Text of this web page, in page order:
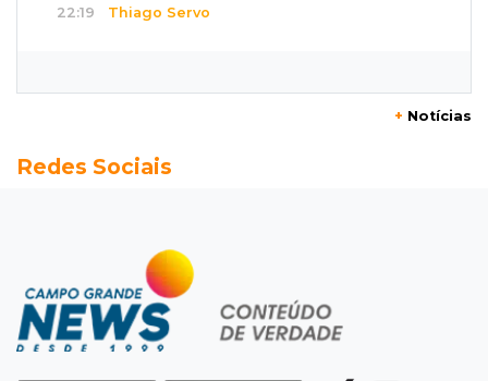
22:19 Thiago Servo
Semana vai começar com 909 novas
Flagrante
Motorista atinge carro parado, perde
retrovisor e foge no Jardim Antártica
+ Notícias
Redes Sociais